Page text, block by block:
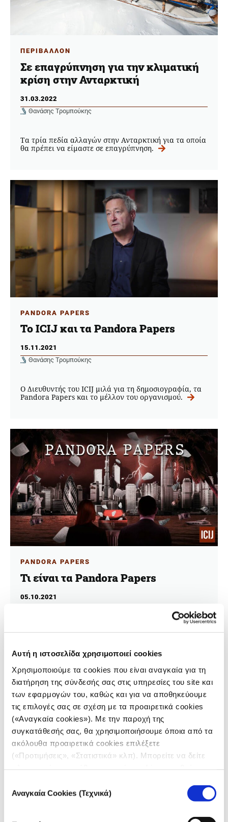
Αυτή η ιστοσελίδα χρησιμοποιεί cookies
Χρησιμοποιούμε τα cookies που είναι αναγκαία για τη
διατήρηση της σύνδεσής σας στις υπηρεσίες του site και
των εφαρμογών του, καθώς και για να αποθηκεύουμε
τις επιλογές σας σε σχέση με τα προαιρετικά cookies
(«Αναγκαία cookies»). Με την παροχή της
συγκατάθεσής σας, θα χρησιμοποιήσουμε όποια από τα
ακόλουθα προαιρετικά cookies επιλέξετε
(«Προτιμήσεις», «Στατιστικά» κλπ). Μπορείτε να δείτε
συγκατάθεσης
Αναγκαία Cookies (Τεχνικά)
ΠΕΡΙΒΑΛΛΟΝ
Σε επαγρύπνηση για την κλιματική
κρίση στην Ανταρκτική
31.03.2022
Θανάσης Τρομπούκης
Tα τρία πεδία αλλαγών στην Ανταρκτική για τα οποία
θα πρέπει να είμαστε σε επαγρύπνηση.
PANDORA PAPERS
Το ICIJ και τα Pandora Papers
15.11.2021
Θανάσης Τρομπούκης
O Διευθυντής του ICIJ μιλά για τη δημοσιογραφία, τα
Pandora Papers και το μέλλον του οργανισμού.
PANDORA PAPERS
Τι είναι τα Pandora Papers
05.10.2021
βάρος όλων των άλλων.